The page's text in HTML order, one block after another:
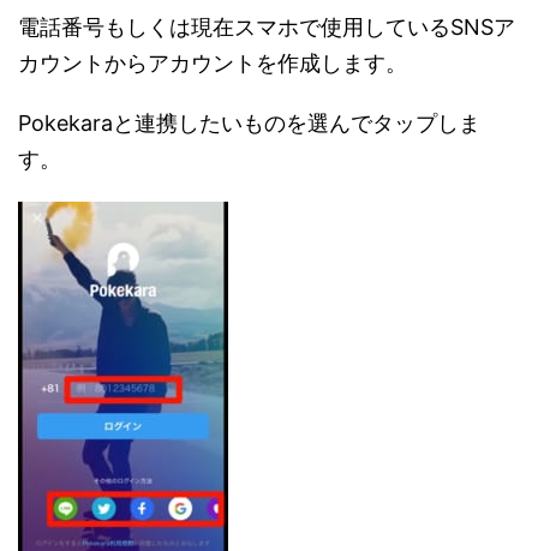
電話番号もしくは現在スマホで使用しているSNSア
カウントからアカウントを作成します。
Pokekaraと連携したいものを選んでタップしま
す。